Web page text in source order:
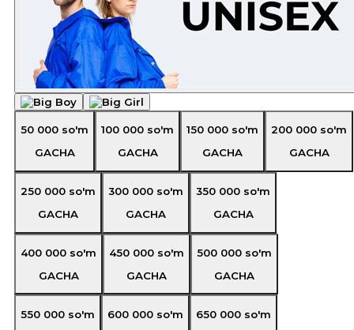
50 000 so'm
GACHA
100 000 so'm
GACHA
150 000 so'm
GACHA
200 000 so'm
GACHA
250 000 so'm
GACHA
300 000 so'm
GACHA
350 000 so'm
GACHA
400 000 so'm
GACHA
450 000 so'm
GACHA
500 000 so'm
GACHA
550 000 so'm
600 000 so'm
650 000 so'm